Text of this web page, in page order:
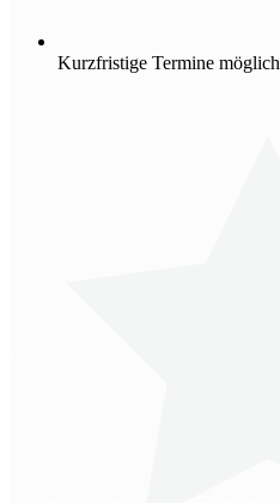
Kurzfristige Termine möglich